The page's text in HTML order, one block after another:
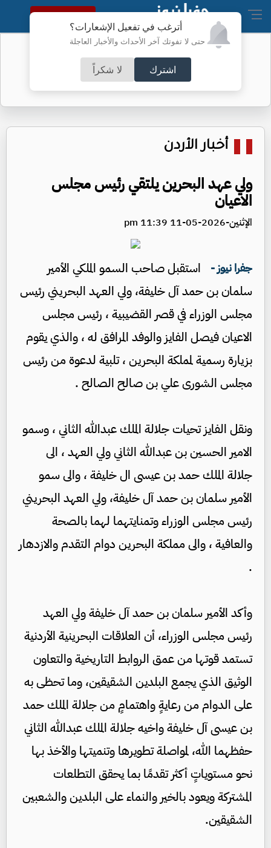
أترغب في تفعيل الإشعارات؟
حتى لا تفوتك آخر الأحداث والأخبار العاجلة
اشترك لا شكراً
النسخة الكاملة
أخبار الأردن
ولي عهد البحرين يلتقي رئيس مجلس
الاعيان
الإثنين-2026-05-11 11:39 pm
جفرا نيوز -
استقبل صاحب السمو الملكي الأمير
سلمان بن حمد آل خليفة، ولي العهد البحريني رئيس
مجلس الوزراء في قصر القضيبية ، رئيس مجلس
الاعيان فيصل الفايز والوفد المرافق له ، والذي يقوم
بزيارة رسمية لمملكة البحرين ، تلبية لدعوة من رئيس
مجلس الشورى علي بن صالح الصالح .
ونقل الفايز تحيات جلالة الملك عبدالله الثاني ، وسمو
الامير الحسين بن عبدالله الثاني ولي العهد ، الى
جلالة الملك حمد بن عيسى ال خليفة ، والى سمو
الأمير سلمان بن حمد آل خليفة، ولي العهد البحريني
رئيس مجلس الوزراء وتمنايتهما لهما بالصحة
والعافية ، والى مملكة البحرين دوام التقدم والازدهار
.
وأكد الأمير سلمان بن حمد آل خليفة ولي العهد
رئيس مجلس الوزراء، أن العلاقات البحرينية الأردنية
تستمد قوتها من عمق الروابط التاريخية والتعاون
الوثيق الذي يجمع البلدين الشقيقين، وما تحظى به
على الدوام من رعايةٍ واهتمامٍ من جلالة الملك حمد
بن عيسى آل خليفة واخيه جلالة الملك عبدالله الثاني
حفظهما الله، لمواصلة تطويرها وتنميتها والأخذ بها
نحو مستوياتٍ أكثر تقدمًا بما يحقق التطلعات
المشتركة ويعود بالخير والنماء على البلدين والشعبين
الشقيقين.